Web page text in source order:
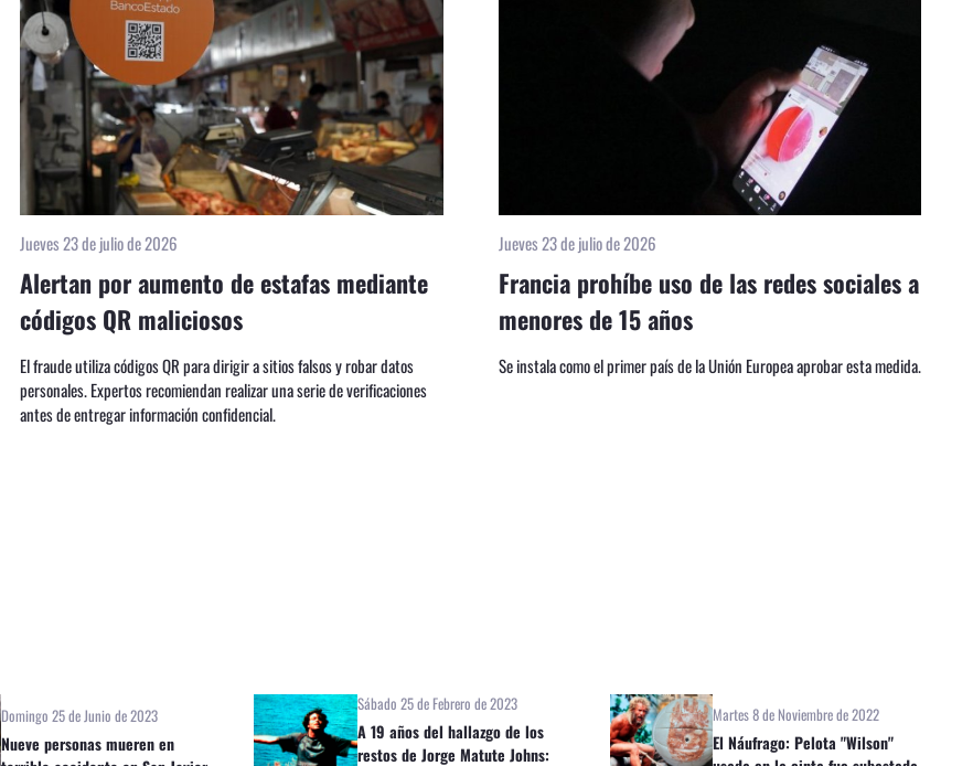
Jueves 23 de julio de 2026
Alertan por aumento de estafas mediante
códigos QR maliciosos
El fraude utiliza códigos QR para dirigir a sitios falsos y robar datos
personales. Expertos recomiendan realizar una serie de verificaciones
antes de entregar información confidencial.
Jueves 23 de julio de 2026
Francia prohíbe uso de las redes sociales a
menores de 15 años
Se instala como el primer país de la Unión Europea aprobar esta medida.
Domingo 25 de Junio de 2023
Nueve personas mueren en
Sábado 25 de Febrero de 2023
A 19 años del hallazgo de los
restos de Jorge Matute Johns:
Martes 8 de Noviembre de 2022
El Náufrago: Pelota "Wilson"